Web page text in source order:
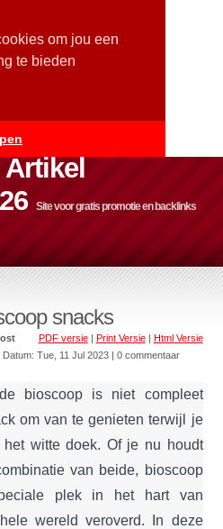
om jou een
te bieden
Artikel
Site voor gratis promotie en backlinks
snacks
PDF versie| Print Versie| Html Versie
Datum:Tue, 11 Jul 2023 | 0 commentaar
bioscoop is niet compleet
om van te genieten terwijl je
witte doek. Of je nu houdt
van beide, bioscoop
plek in het hart van
wereld veroverd. In deze